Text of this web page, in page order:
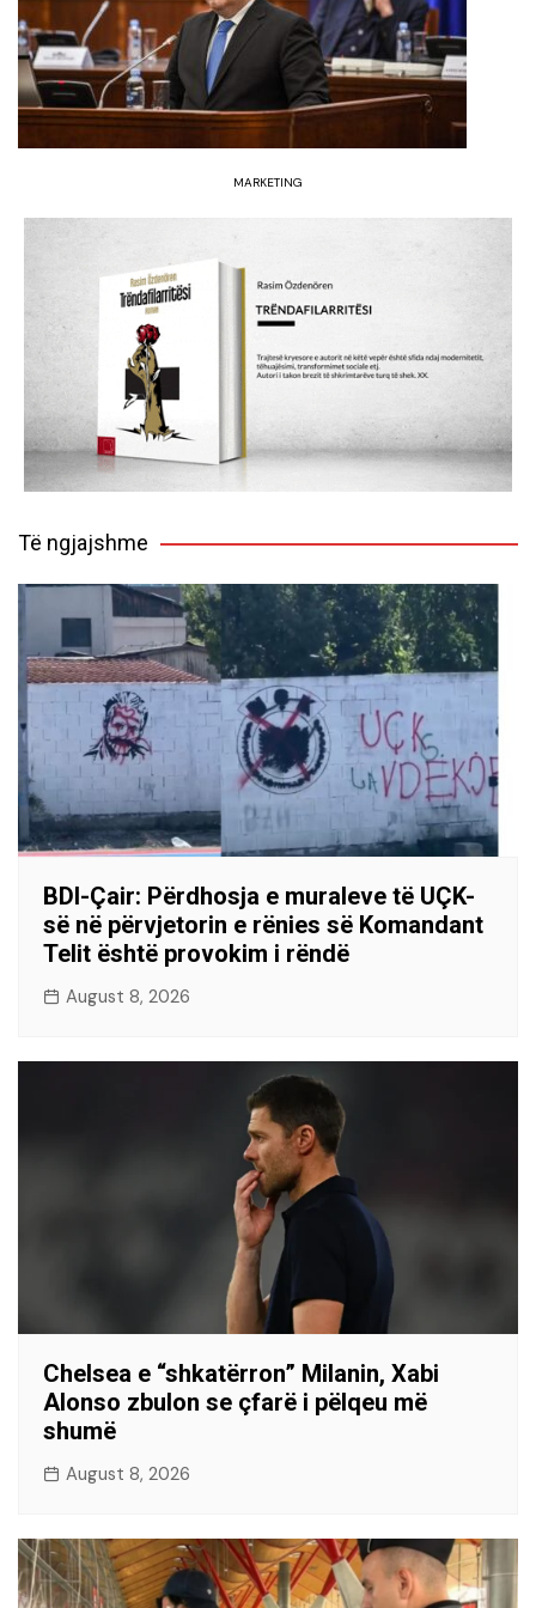
MARKETING
Të ngjajshme
BDI-Çair: Përdhosja e muraleve të UÇK-
së në përvjetorin e rënies së Komandant
Telit është provokim i rëndë
August 8, 2026
Chelsea e “shkatërron” Milanin, Xabi
Alonso zbulon se çfarë i pëlqeu më
shumë
August 8, 2026